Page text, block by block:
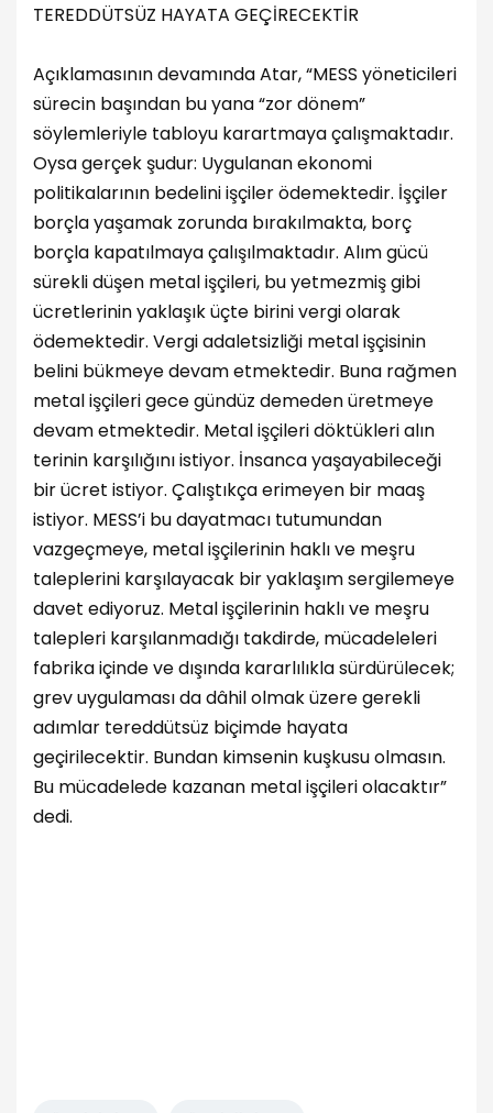
TEREDDÜTSÜZ HAYATA GEÇİRECEKTİR
Açıklamasının devamında Atar, “MESS yöneticileri
sürecin başından bu yana “zor dönem”
söylemleriyle tabloyu karartmaya çalışmaktadır.
Oysa gerçek şudur: Uygulanan ekonomi
politikalarının bedelini işçiler ödemektedir. İşçiler
borçla yaşamak zorunda bırakılmakta, borç
borçla kapatılmaya çalışılmaktadır. Alım gücü
sürekli düşen metal işçileri, bu yetmezmiş gibi
ücretlerinin yaklaşık üçte birini vergi olarak
ödemektedir. Vergi adaletsizliği metal işçisinin
belini bükmeye devam etmektedir. Buna rağmen
metal işçileri gece gündüz demeden üretmeye
devam etmektedir. Metal işçileri döktükleri alın
terinin karşılığını istiyor. İnsanca yaşayabileceği
bir ücret istiyor. Çalıştıkça erimeyen bir maaş
istiyor. MESS’i bu dayatmacı tutumundan
vazgeçmeye, metal işçilerinin haklı ve meşru
taleplerini karşılayacak bir yaklaşım sergilemeye
davet ediyoruz. Metal işçilerinin haklı ve meşru
talepleri karşılanmadığı takdirde, mücadeleleri
fabrika içinde ve dışında kararlılıkla sürdürülecek;
grev uygulaması da dâhil olmak üzere gerekli
adımlar tereddütsüz biçimde hayata
geçirilecektir. Bundan kimsenin kuşkusu olmasın.
Bu mücadelede kazanan metal işçileri olacaktır”
dedi.